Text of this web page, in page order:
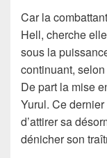
Car la
Hell, cherche
sous la
continuant,
De part la mise
Yurul. Ce
d’attirer sa
dénicher son